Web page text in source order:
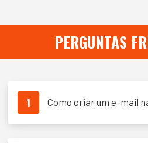
PERGUNTAS
1 Como criar um e-mail